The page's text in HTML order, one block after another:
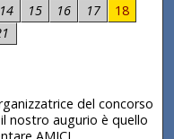
14 15 16 17
18
del concorso
nostro augurio è quello
AMICI